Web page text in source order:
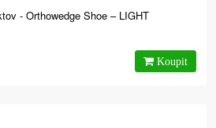
- Orthowedge Shoe – LIGHT